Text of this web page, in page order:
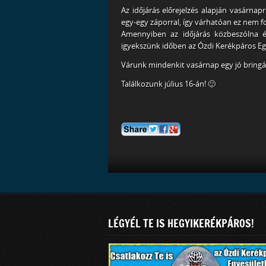
Az időjárás előrejelzés alapján
egy-egy záporral, így várhatóan ez nem
Amennyiben az időjárás
igyekszünk időben az Ózdi Kerékpáros
Várunk mindenkit vasárnap egy jó
Találkozunk július 16-án! 🙂
LÉGYÉL TE IS HEGYIKERÉKPÁROS!